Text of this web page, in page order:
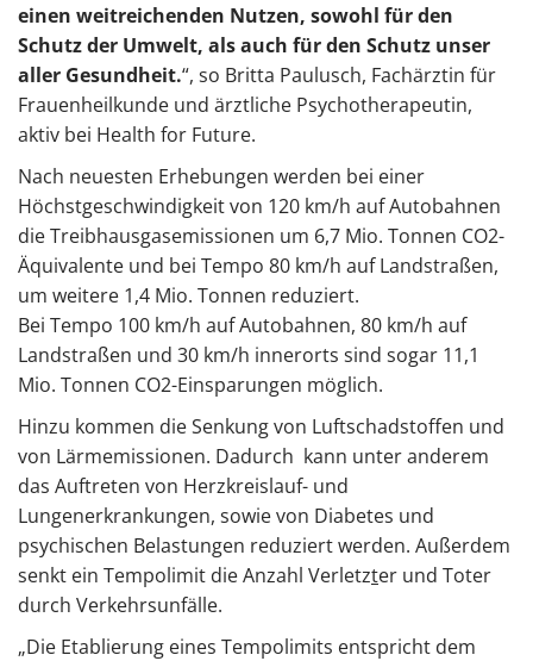
einen weitreichenden Nutzen, sowohl für den
Schutz der Umwelt, als auch für den Schutz unser
aller Gesundheit.“, so Britta Paulusch, Fachärztin für
Frauenheilkunde und ärztliche Psychotherapeutin,
aktiv bei Health for Future.
Nach neuesten Erhebungen werden bei einer
Höchstgeschwindigkeit von 120 km/h auf Autobahnen
die Treibhausgasemissionen um 6,7 Mio. Tonnen CO2-
Äquivalente und bei Tempo 80 km/h auf Landstraßen,
um weitere 1,4 Mio. Tonnen reduziert.
Bei Tempo 100 km/h auf Autobahnen, 80 km/h auf
Landstraßen und 30 km/h innerorts sind sogar 11,1
Mio. Tonnen CO2-Einsparungen möglich.
Hinzu kommen die Senkung von Luftschadstoffen und
von Lärmemissionen. Dadurch kann unter anderem
das Auftreten von Herzkreislauf- und
Lungenerkrankungen, sowie von Diabetes und
psychischen Belastungen reduziert werden. Außerdem
senkt ein Tempolimit die Anzahl Verletzter und Toter
durch Verkehrsunfälle.
„Die Etablierung eines Tempolimits entspricht dem